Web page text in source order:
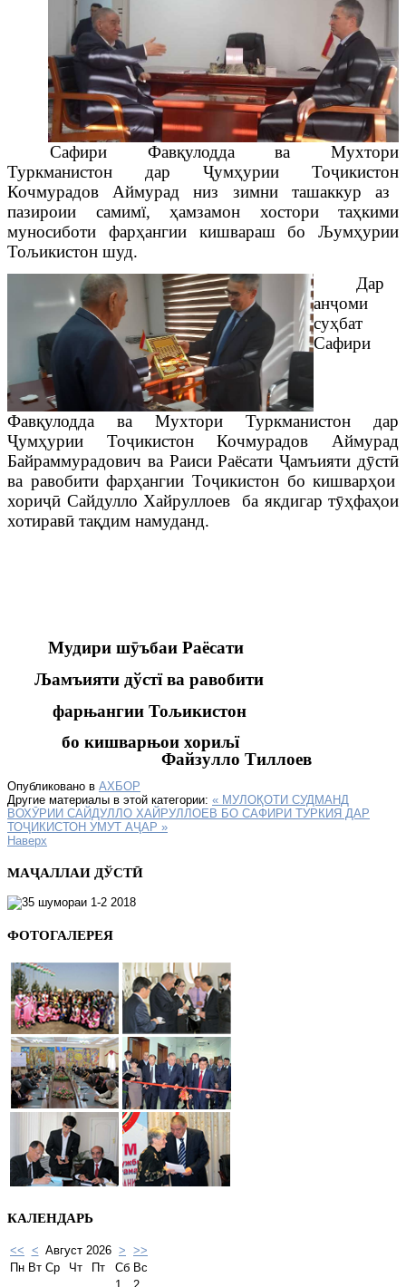
Сафири Фавқулодда ва Мухтори
Туркманистон дар Ҷумҳурии Тоҷикистон
Кочмурадов Аймурад низ зимни ташаккур аз
пазироии самимї, ҳамзамон хостори таҳкими
муносиботи фарҳангии кишвараш бо Љумҳурии
Тољикистон шуд.
Дар
анҷоми
суҳбат
Сафири
Фавқулодда ва Мухтори Туркманистон дар
Ҷумҳурии ТоҷикистонКочмурадов Аймурад
Байраммурадович ва Раиси РаёсатиҶамъияти дӯстӣ
ва равобити фарҳангии Тоҷикистон бо кишварҳои
хориҷӣ Сайдулло Хайруллоев ба якдигар тӯҳфаҳои
хотиравӣ тақдим намуданд.
Мудири шӯъбаи Раёсати
Љамъияти дўстї ва равобити
фарњангии Тољикистон
бо кишварњои хориљї
Файзулло Тиллоев
Опубликовано в АХБОР
Другие материалы в этой категории: « МУЛОҚОТИ СУДМАНД
ВОХӮРИИ САЙДУЛЛО ХАЙРУЛЛОЕВ БО САФИРИ ТУРКИЯ ДАР
ТОҶИКИСТОН УМУТ АҶАР »
Наверх
МАҶАЛЛАИ ДЎСТӢ
ФОТОГАЛЕРЕЯ
КАЛЕНДАРЬ
<< < Август 2026 > >>
Пн Вт Ср Чт Пт Сб Вс